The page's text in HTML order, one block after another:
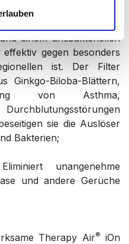
einem antibakteriellen
gegen besonders
ist. Der Filter
Ginkgo-Biloba-Blättern,
von Asthma,
sie die Auslöser
Bakterien;
unangenehme
und andere Gerüche
Therapy Air® iOn